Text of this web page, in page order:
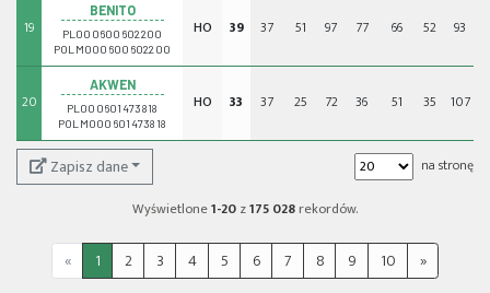
19
BENITO
PL000600602200
POLM000600602200
HO 39 37 51 97 77 66 52 93
20
AKWEN
PL000601473818
POLM000601473818
HO 33 37 25 72 36 51 35 107
Zapisz dane
na stronę
Wyświetlone1-20z175 028rekordów.
« 1 2 3 4 5 6 7 8 9 10 »